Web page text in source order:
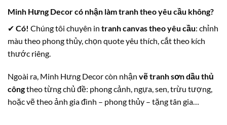
Minh Hưng Decor có nhận làm tranh theo yêu cầu không?
✔ Có! Chúng tôi chuyên in tranh canvas theo yêu cầu: chỉnh
màu theo phong thủy, chọn quote yêu thích, cắt theo kích
thước riêng.
Ngoài ra, Minh Hưng Decor còn nhận vẽ tranh sơn dầu thủ
côngtheo từng chủ đề: phong cảnh, ngựa, sen, trừu tượng,
hoặc vẽ theo ảnh gia đình – phong thủy – tặng tân gia…